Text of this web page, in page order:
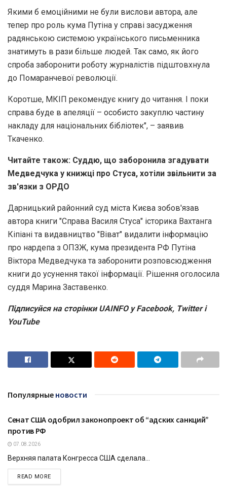
Якими б емоційними не були вислови автора, але
тепер про роль кума Путіна у справі засудження
радянською системою українського письменника
знатимуть в рази більше людей. Так само, як його
спроба заборонити роботу журналістів підштовхнула
до Помаранчевої революції.
Коротше, МКІП рекомендує книгу до читання. І поки
справа буде в апеляції – особисто закуплю частину
накладу для національних бібліотек", – заявив
Ткаченко.
Читайте також: Суддю, що заборонила згадувати
Медведчука у книжці про Стуса, хотіли звільнити за
зв'язки з ОРДО
Дарницький районний суд міста Києва зобов'язав
автора книги "Справа Василя Стуса" історика Вахтанга
Кіпіані та видавництво "Віват" видалити інформацію
про нардепа з ОПЗЖ, кума президента РФ Путіна
Віктора Медведчука та заборонити розповсюдження
книги до усунення такої інформації. Рішення оголосила
суддя Марина Заставенко.
Підписуйся на сторінки UAINFO у Facebook, Twitter і
YouTube
Популярные новости
УКРАЇНА
Сенат США одобрил законопроект об “адских санкций”
против РФ
07.08.2026
Верхняя палата Конгресса США сделала...
READ MOREDETAILS